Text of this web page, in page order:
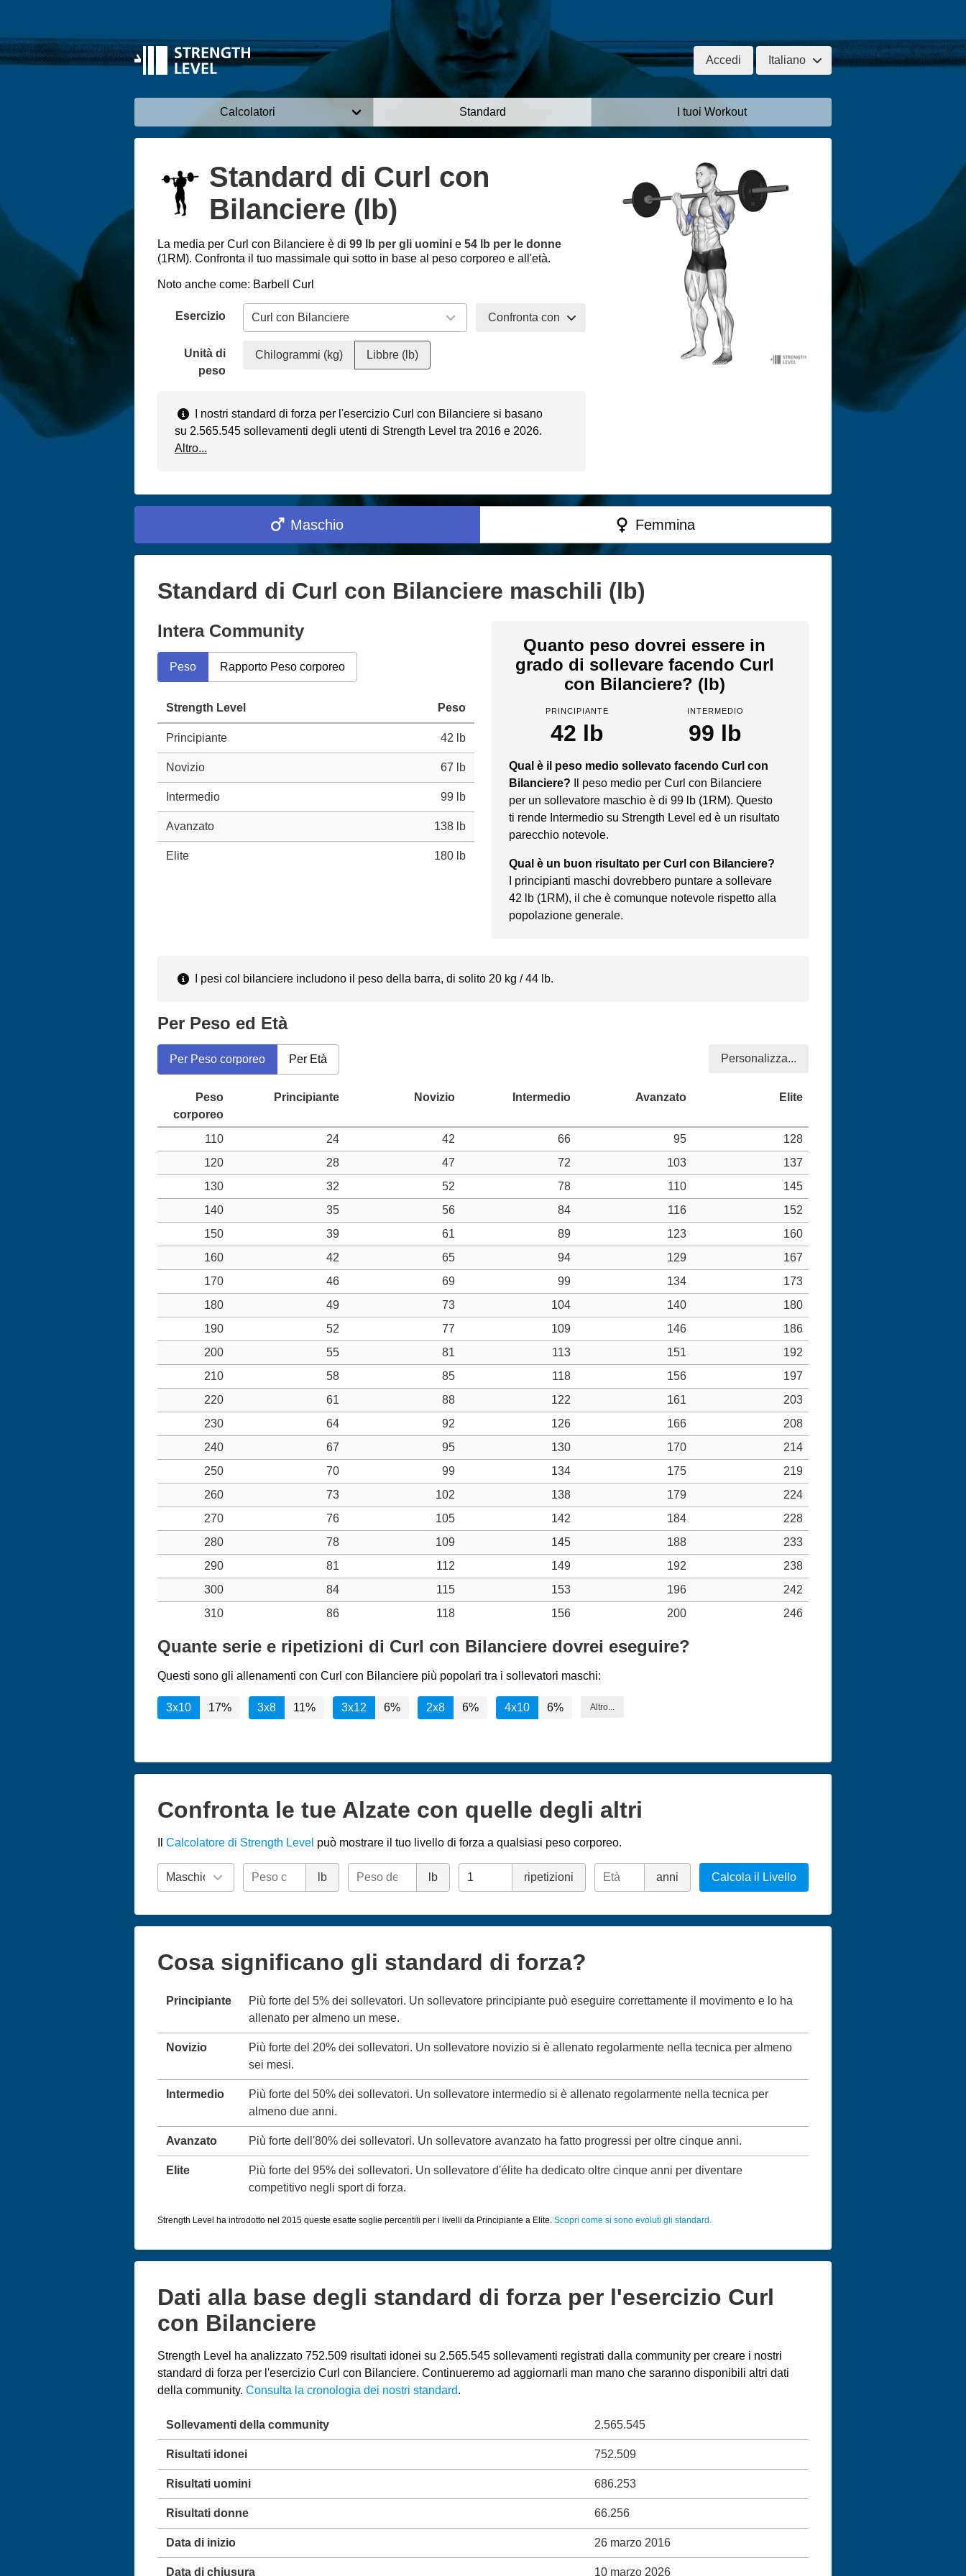
Accedi Italiano
Calcolatori Standard I tuoi Workout
Standard di Curl con
Bilanciere (lb)
La media per Curl con Bilanciere è di 99 lb per gli uomini e 54 lb per le donne
(1RM). Confronta il tuo massimale qui sotto in base al peso corporeo e all'età.
Noto anche come: Barbell Curl
Esercizio Confronta con
Unità di
peso
Chilogrammi (kg) Libbre (lb)
I nostri standard di forza per l'esercizio Curl con Bilanciere si basano
su 2.565.545 sollevamenti degli utenti di Strength Level tra 2016 e 2026.
Altro...
Maschio Femmina
Standard di Curl con Bilanciere maschili (lb)
Intera Community
Peso Rapporto Peso corporeo
Strength Level Peso
Principiante 42 lb
Novizio 67 lb
Intermedio 99 lb
Avanzato 138 lb
Elite 180 lb
Quanto peso dovrei essere in
grado di sollevare facendo Curl
con Bilanciere? (lb)
PRINCIPIANTE
42 lb
INTERMEDIO
99 lb
Qual è il peso medio sollevato facendo Curl con
Bilanciere?
Il peso medio per Curl con Bilanciere
per un sollevatore maschio è di 99 lb (1RM). Questo
ti rende Intermedio su Strength Level ed è un risultato
parecchio notevole.
Qual è un buon risultato per Curl con Bilanciere?
I principianti maschi dovrebbero puntare a sollevare
42 lb (1RM), il che è comunque notevole rispetto alla
popolazione generale.
I pesi col bilanciere includono il peso della barra, di solito 20 kg / 44 lb.
Per Peso ed Età
Per Peso corporeo Per Età Personalizza...
110 24 42 66 95
128
120
28 47 72 103
137
130
32 52 78 110
145
140
35 56 84 116
152
150
39 61 89 123
160
160
42 65 94 129
167
170
46 69 99 134
173
180
49 73 104 140
180
190
52 77 109 146
186
200
55 81 113 151
192
210
58 85 118 156
197
220
61 88 122 161
203
230
64 92 126 166
208
240
67 95 130 170
214
250
70 99 134 175
219
260
73 102 138 179
224
270
76 105 142 184
228
280
78 109 145 188
233
290
81 112 149 192
238
300
84 115 153 196
242
310
86 118 156 200 246
Quante serie e ripetizioni di Curl con Bilanciere dovrei eseguire?
Questi sono gli allenamenti con Curl con Bilanciere più popolari tra i sollevatori maschi:
3x10 17% 3x8 11% 3x12 6% 2x8 6% 4x10 6% Altro...
Confronta le tue Alzate con quelle degli altri
Calcolatore di Strength Level può mostrare il tuo livello di forza a qualsiasi peso corporeo.
lb lb ripetizioni anni Calcola il Livello
Cosa significano gli standard di forza?
Principiante
Più forte del 5% dei sollevatori. Un sollevatore principiante può eseguire correttamente il movimento e lo ha
allenato per almeno un mese.
Novizio
Più forte del 20% dei sollevatori. Un sollevatore novizio si è allenato regolarmente nella tecnica per almeno
sei mesi.
Intermedio
Più forte del 50% dei sollevatori. Un sollevatore intermedio si è allenato regolarmente nella tecnica per
almeno due anni.
Avanzato Più forte dell'80% dei sollevatori. Un sollevatore avanzato ha fatto progressi per oltre cinque anni.
Elite
Più forte del 95% dei sollevatori. Un sollevatore d'élite ha dedicato oltre cinque anni per diventare
competitivo negli sport di forza.
Strength Level ha introdotto nel 2015 queste esatte soglie percentili per i livelli da Principiante a Elite. Scopri come si sono evoluti gli standard.
Dati alla base degli standard di forza per l'esercizio Curl
con Bilanciere
Strength Level ha analizzato 752.509 risultati idonei su 2.565.545 sollevamenti registrati dalla community per creare i nostri
standard di forza per l'esercizio Curl con Bilanciere. Continueremo ad aggiornarli man mano che saranno disponibili altri dati
della community. Consulta la cronologia dei nostri standard.
Sollevamenti della community 2.565.545
Risultati idonei 752.509
Risultati uomini 686.253
Risultati donne 66.256
Data di inizio 26 marzo 2016
Data di chiusura 10 marzo 2026